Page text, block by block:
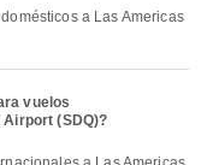
vuelos
(SDQ)?